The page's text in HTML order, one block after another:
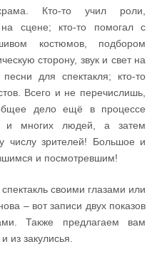
Кто-то учил роли,
сцене; кто-то помогал с
костюмов, подбором
сторону, звук и свет на
для спектакля; кто-то
Всего и не перечислишь,
дело ещё в процессе
и многих людей, а затем
числу зрителей! Большое и
и посмотревшим!
своими глазами или
– вот записи двух показов
Также предлагаем вам
из закулисья.